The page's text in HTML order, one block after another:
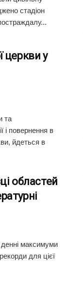
стадіон
церкви у
та
і повернення в
йдеться в
областей
максимуми
для цієї